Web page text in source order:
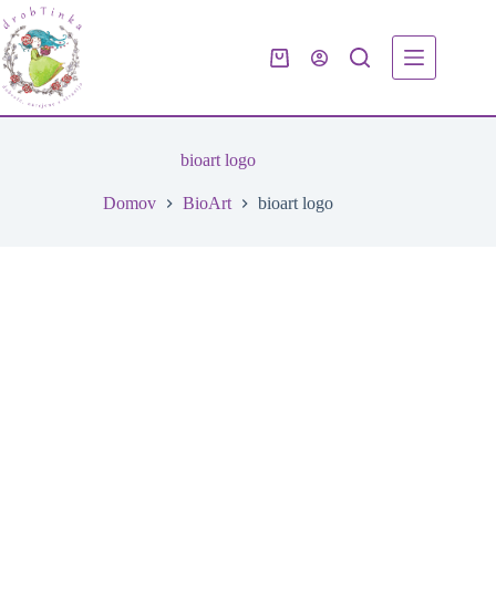
Skip
to
content
Shopping
bioart logo
Domov BioArt bioart logo